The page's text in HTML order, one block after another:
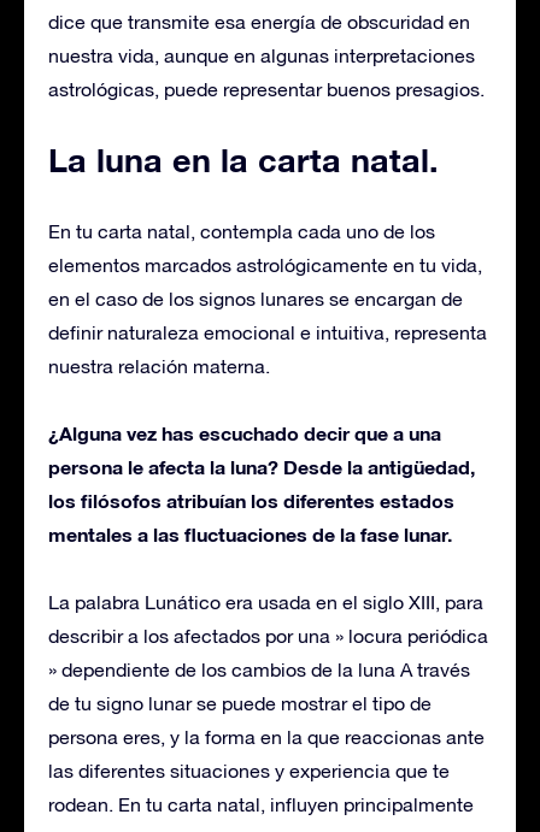
dice que transmite esa energía de obscuridad en
nuestra vida, aunque en algunas interpretaciones
astrológicas, puede representar buenos presagios.
La luna en la carta natal.
En tu carta natal, contempla cada uno de los
elementos marcados astrológicamente en tu vida,
en el caso de los signos lunares se encargan de
definir naturaleza emocional e intuitiva, representa
nuestra relación materna.
¿Alguna vez has escuchado decir que a una
persona le afecta la luna? Desde la antigüedad,
los filósofos atribuían los diferentes estados
mentales a las fluctuaciones de la fase lunar.
La palabra Lunático era usada en el siglo XIII, para
describir a los afectados por una » locura periódica
» dependiente de los cambios de la luna A través
de tu signo lunar se puede mostrar el tipo de
persona eres, y la forma en la que reaccionas ante
las diferentes situaciones y experiencia que te
rodean. En tu carta natal, influyen principalmente